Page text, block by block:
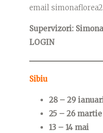
email
Supervizori:
LOGIN
Sibiu
28 – 29
25 – 26 martie
13 – 14 mai